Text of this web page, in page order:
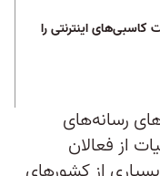
کاسبی‌های اینترنتی‌ را
رسانه‌های
از فعالان